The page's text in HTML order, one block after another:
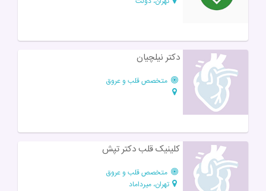
دکتر نیلچیان
متخصص قلب و عروق
کلینیک قلب دکتر تپش
متخصص قلب و عروق
تهران، میرداماد